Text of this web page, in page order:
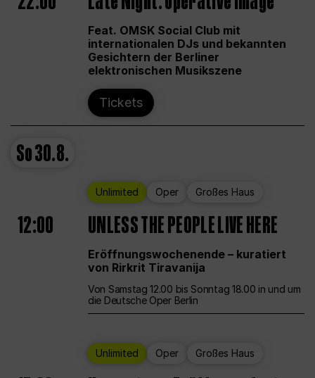
Feat. OMSK Social Club mit
internationalen DJs und bekannten
Gesichtern der Berliner
elektronischen Musikszene
Tickets
So30.8.
Unlimited Oper Großes Haus
12:00 UNLESS THE PEOPLE LIVE HERE
Eröffnungswochenende – kuratiert
von Rirkrit Tiravanija
Von Samstag 12.00 bis Sonntag 18.00 in und um
die Deutsche Oper Berlin
Unlimited Oper Großes Haus